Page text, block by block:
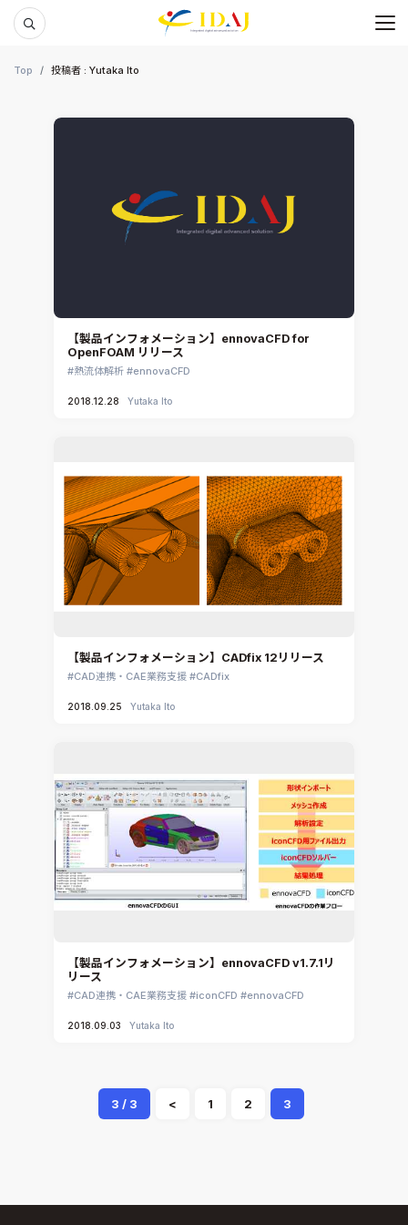
メ
Top 投稿者 : Yutaka Ito
【製品インフォメーション】ennovaCFD for
OpenFOAM リリース
熱流体解析 ennovaCFD
2018.12.28 Yutaka Ito
【製品インフォメーション】CADfix 12リリース
CAD連携・CAE業務支援 CADfix
2018.09.25 Yutaka Ito
【製品インフォメーション】ennovaCFD v1.7.1リ
リース
CAD連携・CAE業務支援 iconCFD ennovaCFD
2018.09.03 Yutaka Ito
3 / 3 < 1 2 3